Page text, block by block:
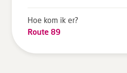
Wachttijden
Bezoek
Hoe kom ik er?
Route 89